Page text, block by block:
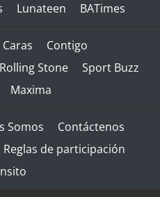
Lunateen BATimes
Caras
Contigo
Rolling Stone
Sport Buzz
Maxima
Somos
Contáctenos
Reglas de participación